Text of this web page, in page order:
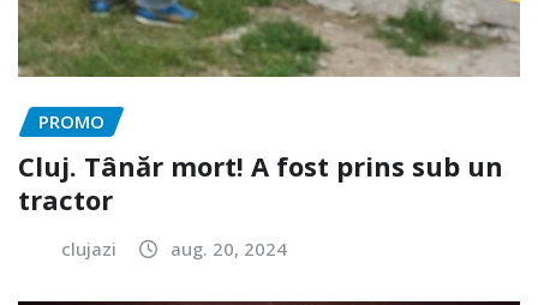
PROMO
Cluj. Tânăr mort! A fost prins sub un
tractor
clujazi aug. 20, 2024